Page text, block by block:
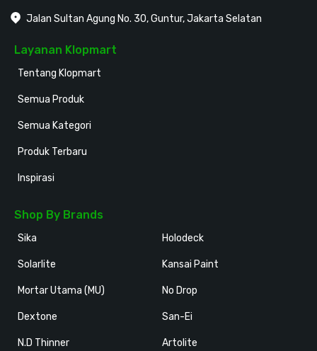
Jalan Sultan Agung No. 30, Guntur, Jakarta Selatan
Layanan Klopmart
Tentang Klopmart
Semua Produk
Semua Kategori
Produk Terbaru
Inspirasi
Shop By Brands
Sika
Solarlite
Mortar Utama (MU)
Dextone
N.D Thinner
Holodeck
Kansai Paint
No Drop
San-Ei
Artolite